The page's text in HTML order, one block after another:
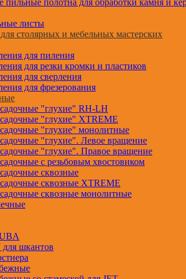
пильные полотна для обработки камня и
листы
столярных и мебельных мастерских
для пиления
для резки кромки и пластиков
для сверления
для фрезерования
"глухие" RH-LH
"глухие" XTREME
"глухие" монолитные
"глухие". Левое вращение
"глухие". Правое вращение
с резьбовым хвостовиком
сквозные
сквозные XTREME
сквозные монолитные
шкантов